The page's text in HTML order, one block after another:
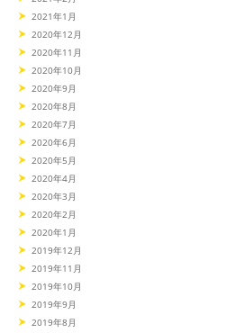
2021年1月
2020年12月
2020年11月
2020年10月
2020年9月
2020年8月
2020年7月
2020年6月
2020年5月
2020年4月
2020年3月
2020年2月
2020年1月
2019年12月
2019年11月
2019年10月
2019年9月
2019年8月